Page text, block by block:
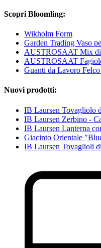
Scopri Bloomling:
Wikholm Form
Garden Trading Vaso
AUSTROSAAT Mix di
AUSTROSAAT
Guanti da Lavoro
Nuovi prodotti:
IB Laursen Tovagliolo
IB Laursen Zerbino -
IB Laursen Lanterna
Giacinto Orientale
IB Laursen Tovaglioli